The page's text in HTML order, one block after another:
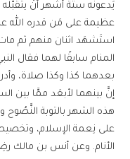
يَدعونه ستَّة أشهر أنْ
عظيمة على مَن قدره الله
استَشهَد اثنان منهم ثم
المنام سابقًا لهما فقال
بعدهما كذا وكذا صلاة،
هذه الشهر بالتوبة النَّصُوح
على نِعمة الإسلام،
الأنام. وعن أنس بن مالك